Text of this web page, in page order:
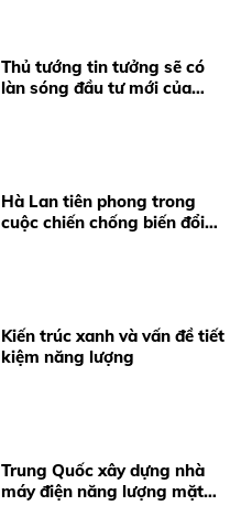
Thủ tướng tin tưởng sẽ có
làn sóng đầu tư mới của
Hà Lan tiên phong trong
cuộc chiến chống biến đổi
Kiến trúc xanh và vấn đề tiết
kiệm năng lượng
Trung Quốc xây dựng nhà
máy điện năng lượng mặt